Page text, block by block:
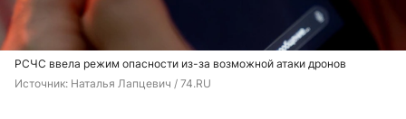
РСЧС ввела режим опасности из-за возможной атаки дронов
Источник: Наталья Лапцевич / 74.RU